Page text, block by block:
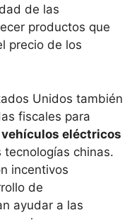
de las
productos que
precio de los
Unidos también
fiscales para
vehículos eléctricos
chinas.
incentivos
de
ayudar a las